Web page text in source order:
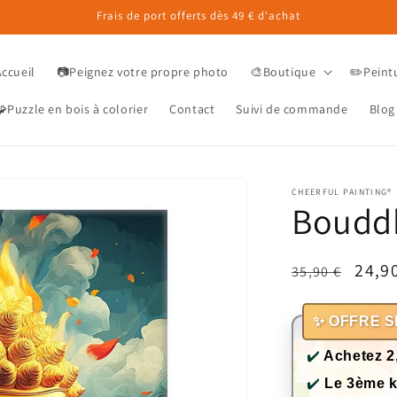
Frais de port offerts dès 49 € d'achat
📷Peignez votre propre photo 🎨Boutique
en bois à colorier Contact Suivi de commande Blog
CHEERFUL PAINTING®
Prix
35,90 €
Prix
✨ OFFRE
✔️ Achetez
✔️ Le 3ème